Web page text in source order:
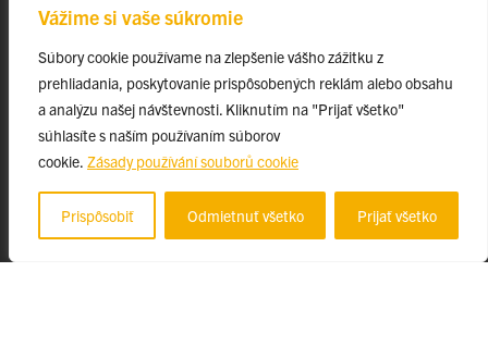
Vážime si vaše súkromie
Súbory cookie používame na zlepšenie vášho zážitku z
prehliadania, poskytovanie prispôsobených reklám alebo obsahu
a analýzu našej návštevnosti. Kliknutím na "Prijať všetko"
súhlasíte s naším používaním súborov
cookie. Zásady používání souborů cookie
Prispôsobiť Odmietnuť všetko Prijať všetko
Projekty
Špičkové tímy
TIP-UPJŠ
Vedecké parky
Evidencia publikačnej činnosti
Habilitačné a vymenúvacie konania